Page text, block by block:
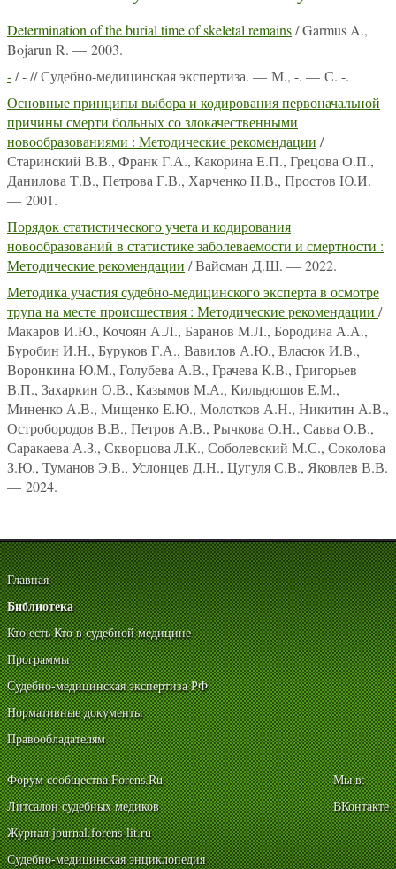
Determination of the burial time of skeletal remains/ Garmus A.,
Bojarun R. — 2003.
-/ - // Судебно-медицинская экспертиза. — М., -. — С. -.
Основные принципы выбора и кодирования первоначальной
причины смерти больных со злокачественными
новообразованиями : Методические рекомендации /
Старинский В.В., Франк Г.А., Какорина Е.П., Грецова О.П.,
Данилова Т.В., Петрова Г.В., Харченко Н.В., Простов Ю.И.
— 2001.
Порядок статистического учета и кодирования
новообразований в статистике заболеваемости и смертности :
Методические рекомендации / Вайсман Д.Ш. — 2022.
Методика участия судебно-медицинского эксперта в осмотре
трупа на месте происшествия : Методические рекомендации /
Макаров И.Ю., Кочоян А.Л., Баранов М.Л., Бородина А.А.,
Буробин И.Н., Буруков Г.А., Вавилов А.Ю., Власюк И.В.,
Воронкина Ю.М., Голубева А.В., Грачева К.В., Григорьев
В.П., Захаркин О.В., Казымов М.А., Кильдюшов Е.М.,
Миненко А.В., Мищенко Е.Ю., Молотков А.Н., Никитин А.В.,
Остробородов В.В., Петров А.В., Рычкова О.Н., Савва О.В.,
Саракаева А.З., Скворцова Л.К., Соболевский М.С., Соколова
З.Ю., Туманов Э.В., Услонцев Д.Н., Цугуля С.В., Яковлев В.В.
— 2024.
Главная
Библиотека
Кто есть Кто в судебной медицине
Программы
Судебно-медицинская экспертиза РФ
Нормативные документы
Правообладателям
Форум сообщества Forens.Ru
Литсалон судебных медиков
Журнал journal.forens-lit.ru
Судебно-медицинская энциклопедия
Мы в:
ВКонтакте